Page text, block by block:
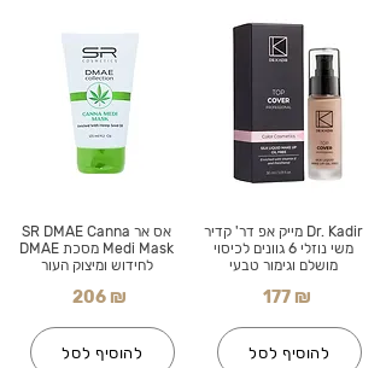
אס אר SR DMAE Canna
Medi Mask מסכת DMAE
לחידוש ומיצוק העור
206 ₪
להוסיף לסל
Dr. Kadir מייק אפ דר' קדיר
משי נוזלי 6 גוונים לכיסוי
מושלם וגימור טבעי
177 ₪
להוסיף לסל